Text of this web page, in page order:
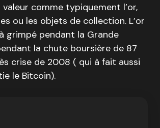
comme typiquement l’or,
ou les objets de collection. L’or
grimpé pendant la Grande
la chute boursière de 87
crise de 2008 ( qui à fait aussi
le Bitcoin).